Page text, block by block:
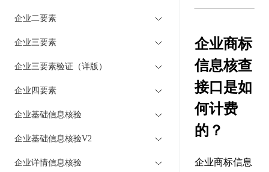
企业二要素
企业三要素
企业三要素验证（详版）
企业四要素
企业基础信息核验
企业基础信息核验V2
企业详情信息核验
企业商标
信息核查
接口是如
何计费
的？
企业商标信息